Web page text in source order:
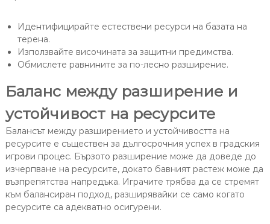
Идентифицирайте естествени ресурси на базата на
терена.
Използвайте височината за защитни предимства.
Обмислете равнините за по-лесно разширение.
Баланс между разширение и
устойчивост на ресурсите
Балансът между разширението и устойчивостта на
ресурсите е съществен за дългосрочния успех в градския
игрови процес. Бързото разширение може да доведе до
изчерпване на ресурсите, докато бавният растеж може да
възпрепятства напредъка. Играчите трябва да се стремят
към балансиран подход, разширявайки се само когато
ресурсите са адекватно осигурени.